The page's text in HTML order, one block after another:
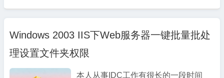
管，应该在处理WEB服务器或者其他
身去防止其他入侵，例如跨站等等！前
提，系统包括软件服务等的密码一定要
Windows 2003 IIS下Web服务器一键批量批处
理设置文件夹权限
本人从事IDC工作有很长的一段时间